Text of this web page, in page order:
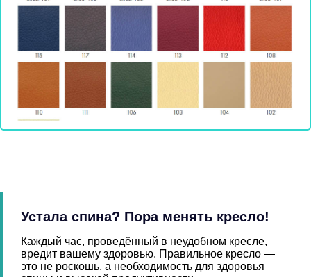
Устала спина? Пора менять кресло!
Каждый час, проведённый в неудобном кресле,
вредит вашему здоровью. Правильное кресло —
это не роскошь, а необходимость для здоровья